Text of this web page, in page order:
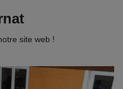
site web !